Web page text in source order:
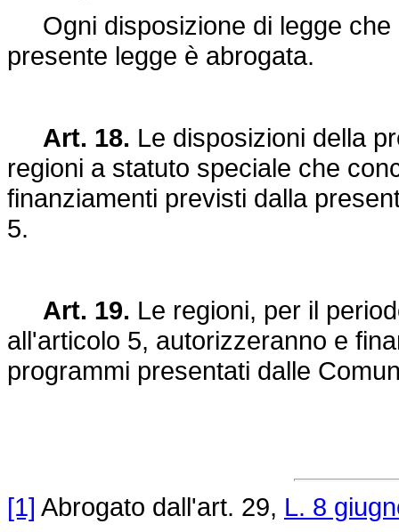
Ogni disposizione di legge che
presente legge è abrogata.
Art. 18. Le disposizioni della
regioni a statuto speciale che
finanziamenti previsti dalla
5.
Art. 19. Le regioni, per il
all'articolo 5, autorizzeranno e
programmi presentati dalle
[1] Abrogato dall'art. 29, L. 8